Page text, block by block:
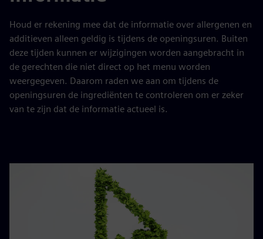
Houd er rekening mee dat de informatie over allergenen en
additieven alleen geldig is tijdens de openingsuren. Buiten
deze tijden kunnen er wijzigingen worden aangebracht in
de gerechten die niet direct op het menu worden
weergegeven. Daarom raden we aan om tijdens de
openingsuren de ingrediënten te controleren om er zeker
van te zijn dat de informatie actueel is.